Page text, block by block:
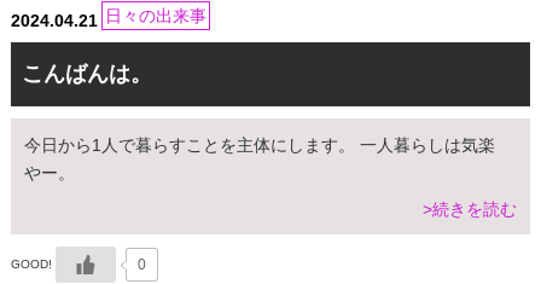
2024.04.21 日々の出来事
こんばんは。
今日から1人で暮らすことを主体にします。 一人暮らしは気楽
やー。
>続きを読む
GOOD! 0